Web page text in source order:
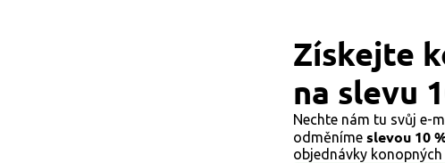
Získejte
na slevu
Nechte nám tu svůj e-
odměníme slevou 10
objednávky